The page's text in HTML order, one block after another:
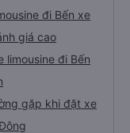
đi Bến xe
giá cao
limousine đi Bến
gặp khi đặt xe